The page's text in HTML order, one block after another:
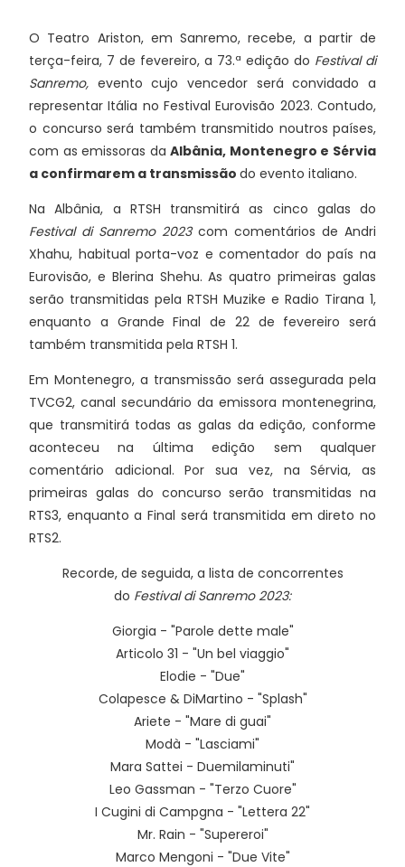
O Teatro Ariston, em Sanremo, recebe, a partir de
terça-feira, 7 de fevereiro, a 73.ª edição do Festival di
Sanremo, evento cujo vencedor será convidado a
representar Itália no Festival Eurovisão 2023. Contudo,
o concurso será também transmitido noutros países,
com as emissoras daAlbânia, Montenegro e Sérvia
a confirmarem a transmissão do evento italiano.
Na Albânia, a RTSH transmitirá as cinco galas do
Festival di Sanremo 2023com comentários de Andri
Xhahu, habitual porta-voz e comentador do país na
Eurovisão, e Blerina Shehu. As quatro primeiras galas
serão transmitidas pela RTSH Muzike e Radio Tirana 1,
enquanto a Grande Final de 22 de fevereiro será
também transmitida pela RTSH 1.
Em Montenegro, a transmissão será assegurada pela
TVCG2, canal secundário da emissora montenegrina,
que transmitirá todas as galas da edição, conforme
aconteceu na última edição sem qualquer
comentário adicional. Por sua vez, na Sérvia, as
primeiras galas do concurso serão transmitidas na
RTS3, enquanto a Final será transmitida em direto no
RTS2.
Recorde, de seguida, a lista de concorrentes
do Festival di Sanremo 2023:
Giorgia - "Parole dette male"
Articolo 31 - "Un bel viaggio"
Elodie - "Due"
Colapesce & DiMartino - "Splash"
Ariete - "Mare di guai"
Modà - "Lasciami"
Mara Sattei - Duemilaminuti"
Leo Gassman - "Terzo Cuore"
I Cugini di Campgna - "Lettera 22"
Mr. Rain - "Supereroi"
Marco Mengoni - "Due Vite"